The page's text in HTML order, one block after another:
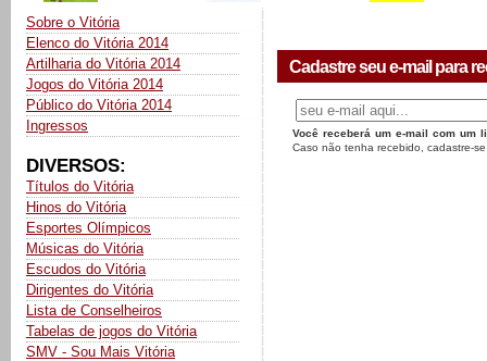
Sobre o Vitória
Elenco do Vitória 2014
Artilharia do Vitória 2014
Jogos do Vitória 2014
Público do Vitória 2014
Ingressos
DIVERSOS:
Títulos do Vitória
Hinos do Vitória
Esportes Olímpicos
Músicas do Vitória
Escudos do Vitória
Dirigentes do Vitória
Lista de Conselheiros
Tabelas de jogos do Vitória
SMV - Sou Mais Vitória
Cadastre seu e-mail para
Você receberá um e-mail com um
Caso não tenha recebido, cadastre-